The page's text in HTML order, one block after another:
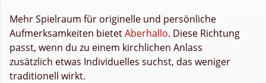
Mehr Spielraum für originelle und persönliche
Aufmerksamkeiten bietetAberhallo. Diese Richtung
passt, wenn du zu einem kirchlichen Anlass
zusätzlich etwas Individuelles suchst, das weniger
traditionell wirkt.